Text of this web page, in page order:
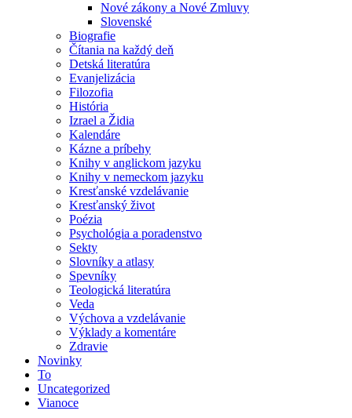
Nové zákony a Nové Zmluvy
Slovenské
Biografie
Čítania na každý deň
Detská literatúra
Evanjelizácia
Filozofia
História
Izrael a Židia
Kalendáre
Kázne a príbehy
Knihy v anglickom jazyku
Knihy v nemeckom jazyku
Kresťanské vzdelávanie
Kresťanský život
Poézia
Psychológia a poradenstvo
Sekty
Slovníky a atlasy
Spevníky
Teologická literatúra
Veda
Výchova a vzdelávanie
Výklady a komentáre
Zdravie
Novinky
To
Uncategorized
Vianoce